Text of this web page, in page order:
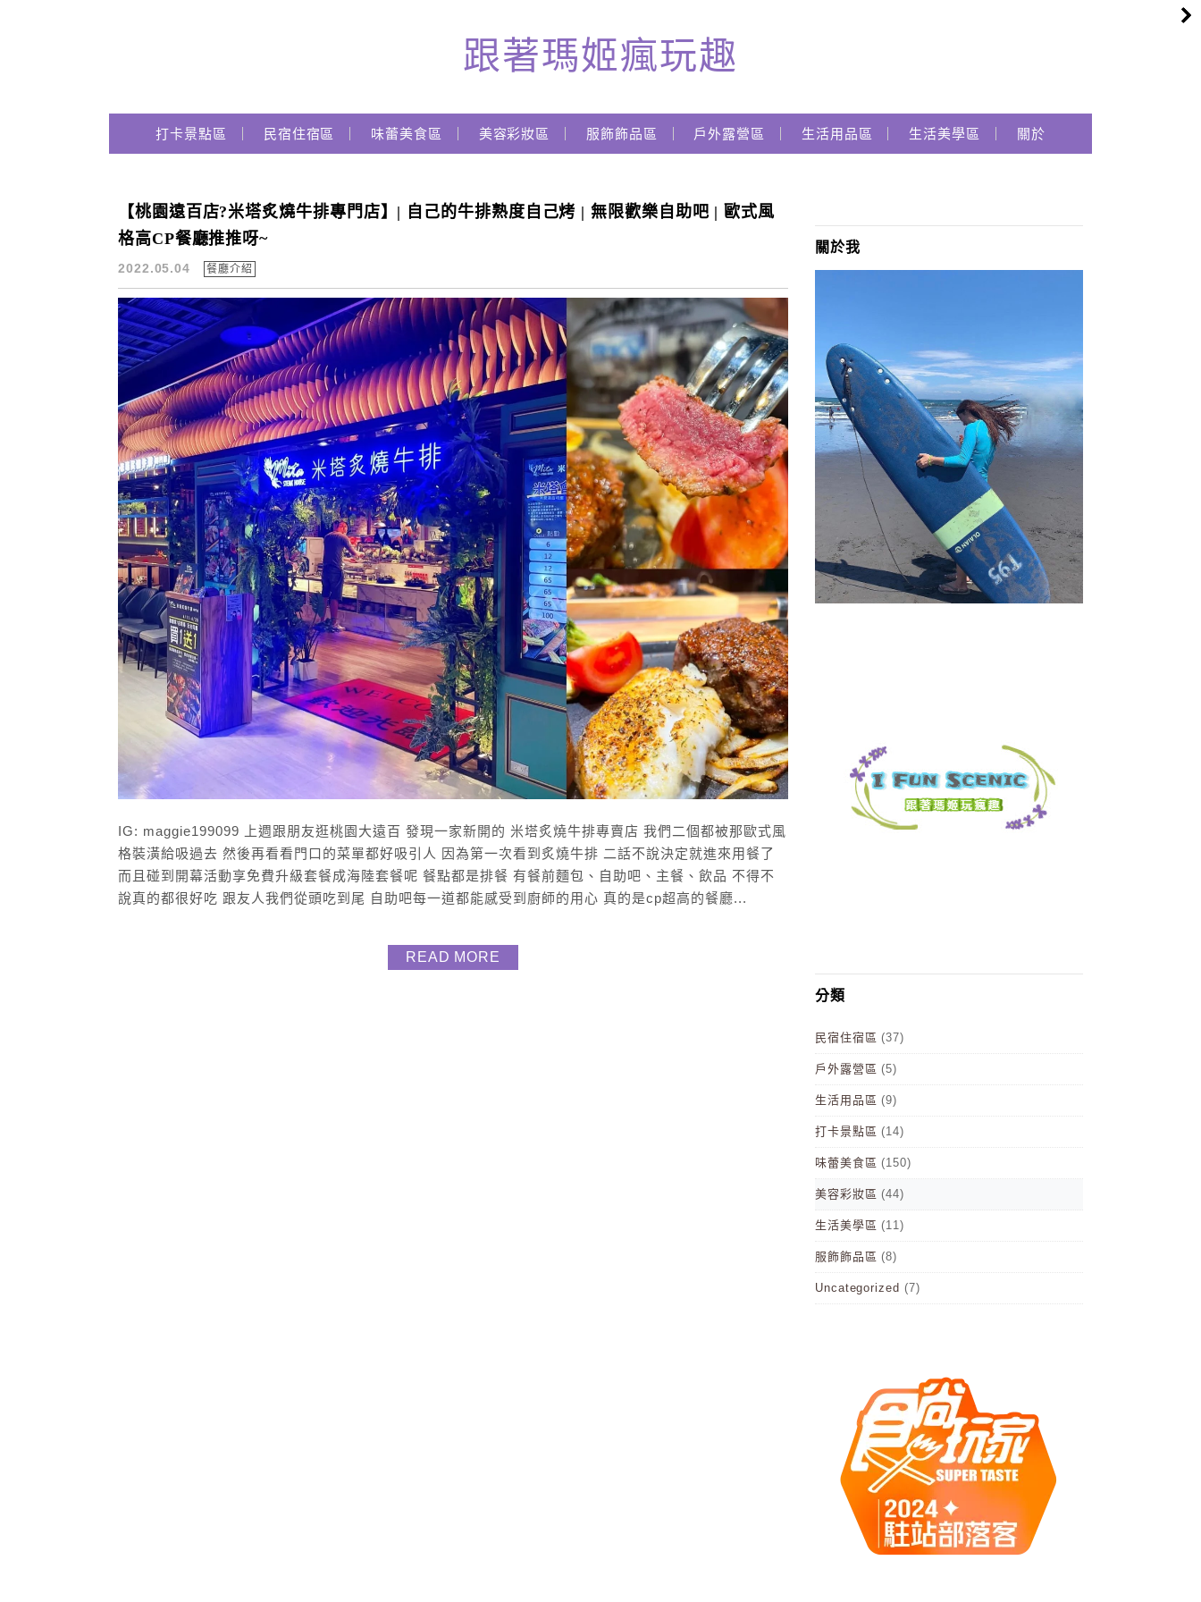
跟著瑪姬瘋玩趣
跟著瑪姬瘋玩趣
Main Menu
打卡景點區 民宿住宿區 味蕾美食區 美容彩妝區 服飾飾品區 戶外露營區 生活用品區 生活美學區 關於
排餐吃到飽
【桃園遠百店?米塔炙燒牛排專門店】| 自己的牛排熟度自己烤 | 無限歡樂自助吧 | 歐式風
格高CP餐廳推推呀~
2022.05.04 餐廳介紹
IG: maggie199099 上週跟朋友逛桃園大遠百 發現一家新開的 米塔炙燒牛排專賣店 我們二個都被那歐式風
格裝潢給吸過去 然後再看看門口的菜單都好吸引人 因為第一次看到炙燒牛排 二話不說決定就進來用餐了
而且碰到開幕活動享免費升級套餐成海陸套餐呢 餐點都是排餐 有餐前麵包、自助吧、主餐、飲品 不得不
說真的都很好吃 跟友人我們從頭吃到尾 自助吧每一道都能感受到廚師的用心 真的是cp超高的餐廳...
READ MORE
關於我
分類
民宿住宿區 (37)
戶外露營區 (5)
生活用品區 (9)
打卡景點區 (14)
味蕾美食區 (150)
美容彩妝區 (44)
生活美學區 (11)
服飾飾品區 (8)
Uncategorized (7)